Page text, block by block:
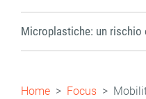
Microplastiche: un rischio
Briciole
Home Focus